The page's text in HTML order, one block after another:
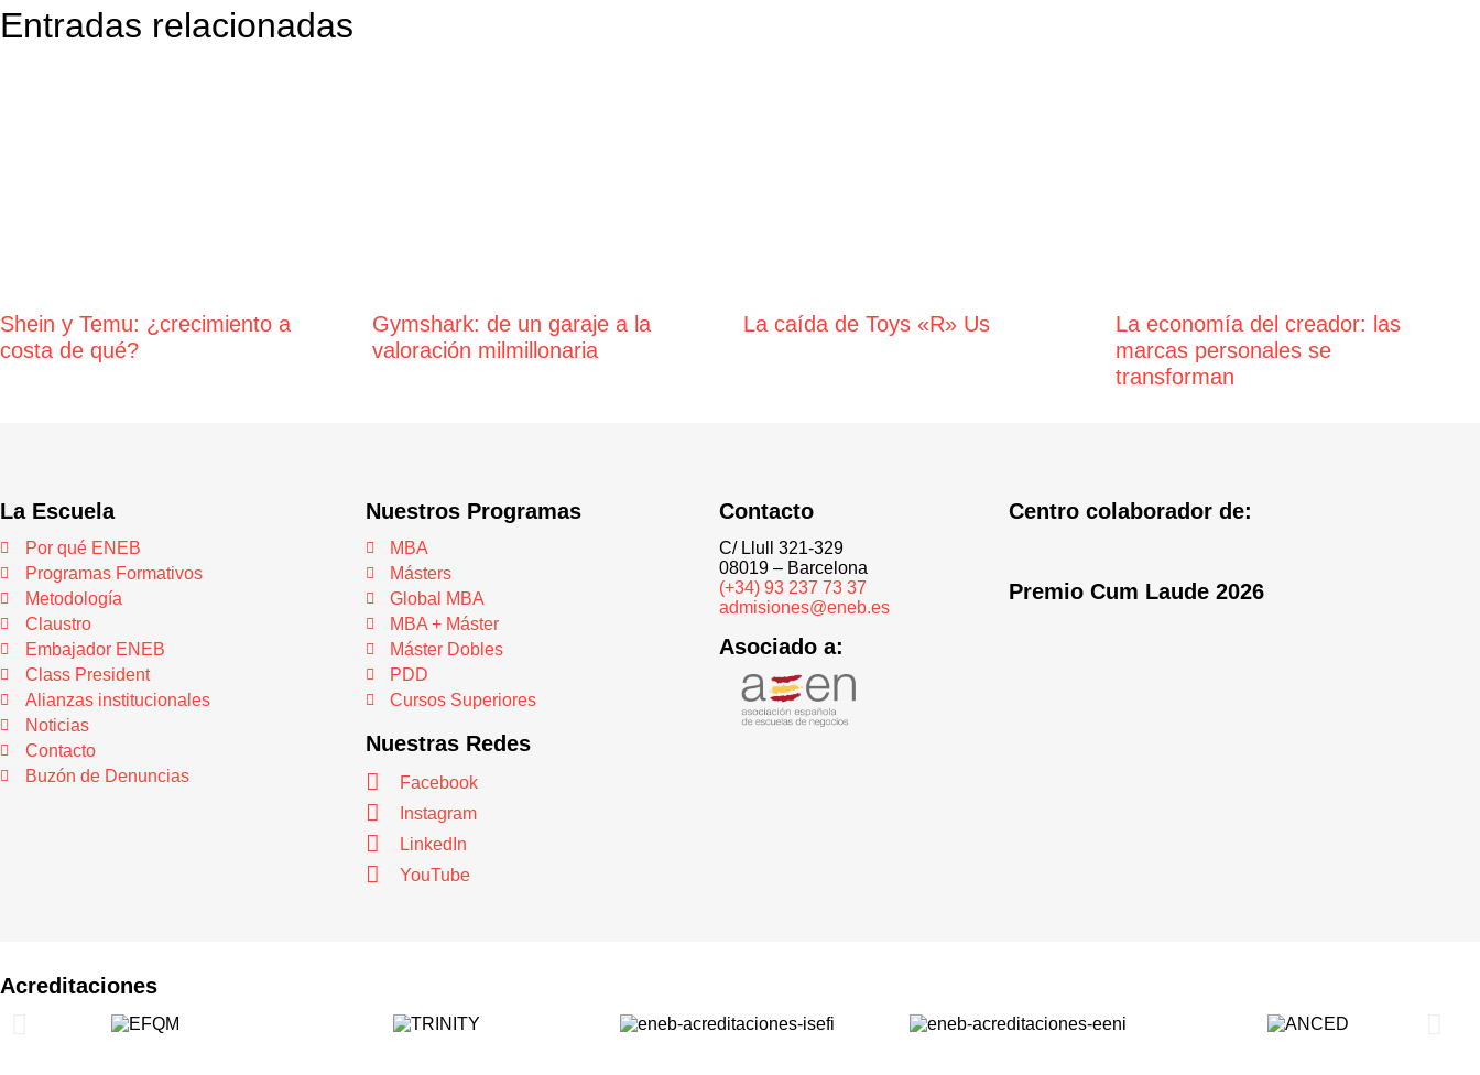
Entradas relacionadas
Shein y Temu: ¿crecimiento a
costa de qué?
Gymshark: de un garaje a la
valoración milmillonaria
La caída de Toys «R» Us
La economía del creador: las
marcas personales se
transforman
La Escuela
Por qué ENEB
Programas Formativos
Metodología
Claustro
Embajador ENEB
Class President
Alianzas institucionales
Noticias
Contacto
Buzón de Denuncias
Nuestros Programas
MBA
Másters
Global MBA
MBA + Máster
Máster Dobles
PDD
Cursos Superiores
Nuestras Redes
Facebook
Instagram
LinkedIn
YouTube
Contacto
C/ Llull 321-329
08019 – Barcelona
(+34) 93 237 73 37
admisiones@eneb.es
Asociado a:
Centro colaborador de:
Premio Cum Laude 2026
Acreditaciones